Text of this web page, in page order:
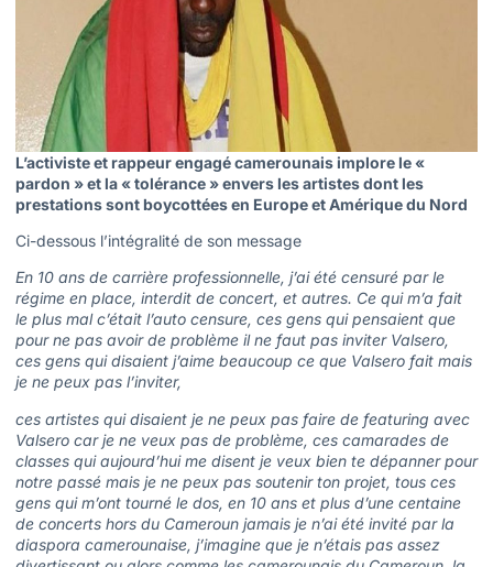
L’activiste et rappeur engagé camerounais implore le «
pardon » et la « tolérance » envers les artistes dont les
prestations sont boycottées en Europe et Amérique du Nord
Ci-dessous l’intégralité de son message
En 10 ans de carrière professionnelle, j’ai été censuré par le
régime en place, interdit de concert, et autres. Ce qui m’a fait
le plus mal c’était l’auto censure, ces gens qui pensaient que
pour ne pas avoir de problème il ne faut pas inviter Valsero,
ces gens qui disaient j’aime beaucoup ce que Valsero fait mais
je ne peux pas l’inviter,
ces artistes qui disaient je ne peux pas faire de featuring avec
Valsero car je ne veux pas de problème, ces camarades de
classes qui aujourd’hui me disent je veux bien te dépanner pour
notre passé mais je ne peux pas soutenir ton projet, tous ces
gens qui m’ont tourné le dos, en 10 ans et plus d’une centaine
de concerts hors du Cameroun jamais je n’ai été invité par la
diaspora camerounaise, j’imagine que je n’étais pas assez